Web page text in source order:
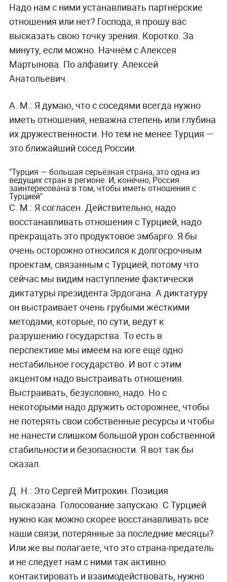
Надо нам с ними устанавливать партнёрские
отношения или нет? Господа, я прошу вас
высказать свою точку зрения. Коротко. За
минуту, если можно. Начнём с Алексея
Мартынова. По алфавиту. Алексей
Анатольевич.
А. М.: Я думаю, что с соседями всегда нужно
иметь отношения, неважна степень или глубина
их дружественности. Но тем не менее Турция —
это ближайший сосед России.
"Турция — большая серьёзная страна, это одна из
ведущих стран в регионе. И, конечно, Россия
заинтересована в том, чтобы иметь отношения с
Турцией"
С. М.: Я согласен. Действительно, надо
восстанавливать отношения с Турцией, надо
прекращать это продуктовое эмбарго. Я бы
очень осторожно относился к долгосрочным
проектам, связанным с Турцией, потому что
сейчас мы видим наступление фактически
диктатуры президента Эрдогана. А диктатуру
он выстраивает очень грубыми жёсткими
методами, которые, по сути, ведут к
разрушению государства. То есть в
перспективе мы имеем на юге ещё одно
нестабильное государство. И вот с этим
акцентом надо выстраивать отношения.
Выстраивать, безусловно, надо. Но с
некоторыми надо дружить осторожнее, чтобы
не потерять свои собственные ресурсы и чтобы
не нанести слишком большой урон собственной
стабильности и безопасности. Я вот так бы
сказал.
Д. Н.: Это Сергей Митрохин. Позиция
высказана. Голосование запускаю. С Турцией
нужно как можно скорее восстанавливать все
наши связи, потерянные за последние месяцы?
Или же вы полагаете, что это страна-предатель
и не следует нам с ними так активно
контактировать и взаимодействовать, нужно